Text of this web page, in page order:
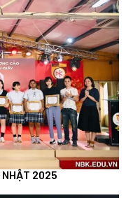
NHẬT 2025